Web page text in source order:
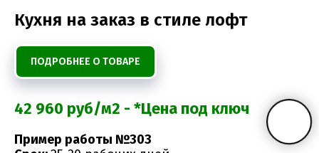
Кухня на заказ в стиле лофт
ПОДРОБНЕЕ О ТОВАРЕ
42 960 руб/м2 - *Цена под ключ
Пример работы №303